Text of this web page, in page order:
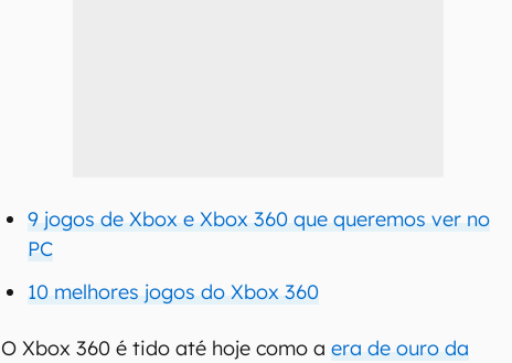
9 jogos de Xbox e Xbox 360 que queremos ver no
PC
10 melhores jogos do Xbox 360
O Xbox 360 é tido até hoje como aera de ouro da